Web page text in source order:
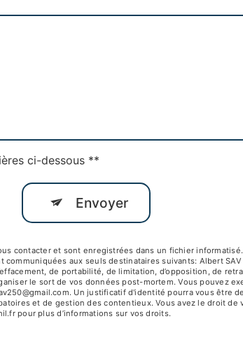
ci-dessous **
Envoyer
contacter et sont enregistrées dans un fichier
aux seuls destinataires suivants: Albert
de portabilité, de limitation, d’opposition, de
le sort de vos données post-mortem. Vous pouvez
Un justificatif d'identité pourra vous être
et de gestion des contentieux. Vous avez le droit
pour plus d’informations sur vos droits.